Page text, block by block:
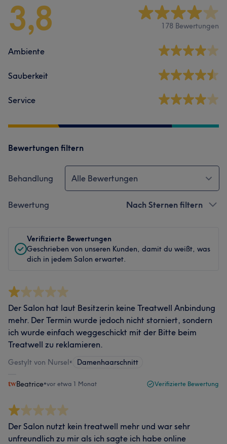
3,8 178 Bewertungen
Ambiente
Sauberkeit
Service
Bewertungen filtern
Behandlung Alle Bewertungen
Bewertung Nach Sternen filtern
Verifizierte Bewertungen
Geschrieben von unseren Kunden, damit du weißt, was
dich in jedem Salon erwartet.
Der Salon hat laut Besitzerin keine Treatwell Anbindung
mehr. Der Termin wurde jedoch nicht storniert, sondern
ich wurde einfach weggeschickt mit der Bitte beim
Treatwell zu reklamieren.
Gestylt von Nursel• Damenhaarschnitt
Beatrice•vor etwa 1 Monat Verifizierte Bewertung
Der Salon nutzt kein treatwell mehr und war sehr
unfreundlich zu mir als ich sagte ich habe online